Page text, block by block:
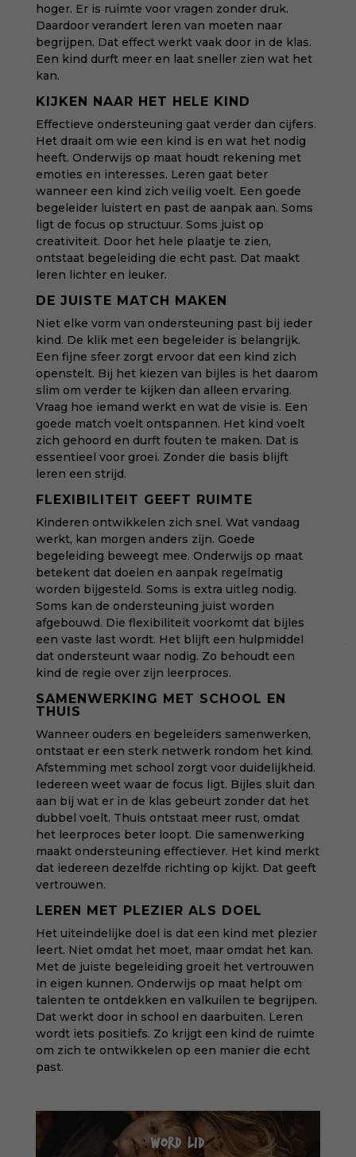
hoger. Er is ruimte voor vragen zonder druk.
Daardoor verandert leren van moeten naar
begrijpen. Dat effect werkt vaak door in de klas.
Een kind durft meer en laat sneller zien wat het
kan.
KIJKEN NAAR HET HELE KIND
Effectieve ondersteuning gaat verder dan cijfers.
Het draait om wie een kind is en wat het nodig
heeft. Onderwijs op maat houdt rekening met
emoties en interesses. Leren gaat beter
wanneer een kind zich veilig voelt. Een goede
begeleider luistert en past de aanpak aan. Soms
ligt de focus op structuur. Soms juist op
creativiteit. Door het hele plaatje te zien,
ontstaat begeleiding die echt past. Dat maakt
leren lichter en leuker.
DE JUISTE MATCH MAKEN
Niet elke vorm van ondersteuning past bij ieder
kind. De klik met een begeleider is belangrijk.
Een fijne sfeer zorgt ervoor dat een kind zich
openstelt. Bij het kiezen van bijles is het daarom
slim om verder te kijken dan alleen ervaring.
Vraag hoe iemand werkt en wat de visie is. Een
goede match voelt ontspannen. Het kind voelt
zich gehoord en durft fouten te maken. Dat is
essentieel voor groei. Zonder die basis blijft
leren een strijd.
FLEXIBILITEIT GEEFT RUIMTE
Kinderen ontwikkelen zich snel. Wat vandaag
werkt, kan morgen anders zijn. Goede
begeleiding beweegt mee. Onderwijs op maat
betekent dat doelen en aanpak regelmatig
worden bijgesteld. Soms is extra uitleg nodig.
Soms kan de ondersteuning juist worden
afgebouwd. Die flexibiliteit voorkomt dat bijles
een vaste last wordt. Het blijft een hulpmiddel
dat ondersteunt waar nodig. Zo behoudt een
kind de regie over zijn leerproces.
SAMENWERKING MET SCHOOL EN
THUIS
Wanneer ouders en begeleiders samenwerken,
ontstaat er een sterk netwerk rondom het kind.
Afstemming met school zorgt voor duidelijkheid.
Iedereen weet waar de focus ligt. Bijles sluit dan
aan bij wat er in de klas gebeurt zonder dat het
dubbel voelt. Thuis ontstaat meer rust, omdat
het leerproces beter loopt. Die samenwerking
maakt ondersteuning effectiever. Het kind merkt
dat iedereen dezelfde richting op kijkt. Dat geeft
vertrouwen.
LEREN MET PLEZIER ALS DOEL
Het uiteindelijke doel is dat een kind met plezier
leert. Niet omdat het moet, maar omdat het kan.
Met de juiste begeleiding groeit het vertrouwen
in eigen kunnen. Onderwijs op maat helpt om
talenten te ontdekken en valkuilen te begrijpen.
Dat werkt door in school en daarbuiten. Leren
wordt iets positiefs. Zo krijgt een kind de ruimte
om zich te ontwikkelen op een manier die echt
past.
WORD LID